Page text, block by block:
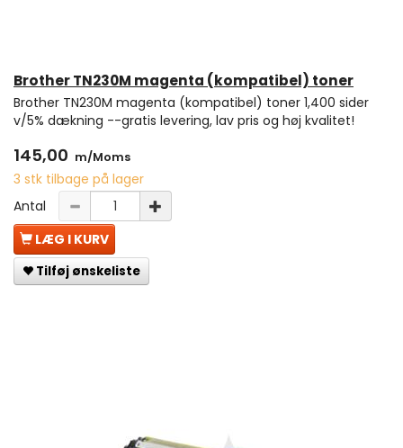
Brother TN230M magenta (kompatibel) toner
Brother TN230M magenta (kompatibel) toner 1,400 sider
v/5% dækning --gratis levering, lav pris og høj kvalitet!
145,00 m/Moms
3 stk tilbage på lager
Antal
LÆG I KURV
Tilføj ønskeliste